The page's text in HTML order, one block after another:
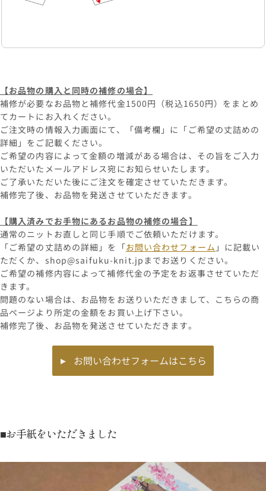
【お品物の購入と同時の補修の場合】
補修が必要なお品物と補修代金1500円（税込1650円）をまとめ
てカートにお入れください。
ご注文時の情報入力画面にて、「備考欄」に「ご希望の丈詰めの
詳細」をご記載ください。
ご希望の内容によって金額の増減がある場合は、その旨をご入力
いただいたメールアドレス宛にお知らせいたします。
ご了承いただいた後にご注文を確定させていただきます。
補修完了後、お品物を発送させていただきます。
【購入済みでお手物にあるお品物の補修の場合】
通常のニットお直しと同じ手順でご依頼いただけます。
「ご希望の丈詰めの詳細」を「お問い合わせフォーム 」に記載い
ただくか、shop@saifuku-knit.jpまでお送りください。
ご希望の補修内容によって補修代金の予定をお返事させていただ
きます。
問題のない場合は、お品物をお送りいただきまして、こちらの商
品ページより所定の金額をお買い上げ下さい。
補修完了後、お品物を発送させていただきます。
お問い合わせフォームはこちら
■お手紙をいただきました